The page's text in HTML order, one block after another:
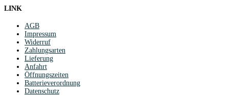
LINK
AGB
Impressum
Widerruf
Zahlungsarten
Lieferung
Anfahrt
Öffnungszeiten
Batterieverordnung
Datenschutz